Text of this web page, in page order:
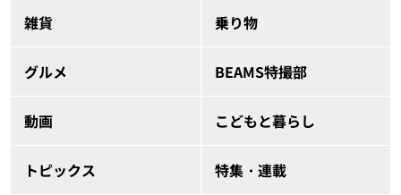
雑貨 乗り物
グルメ BEAMS特撮部
動画 こどもと暮らし
トピックス 特集・連載